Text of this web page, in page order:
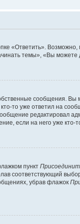
«Ответить». Возможно,
темы», «Вы можете
сообщения.
то уже ответил на
редактировал
если на него уже кто-
пункт
соответствующий
убрав флажок